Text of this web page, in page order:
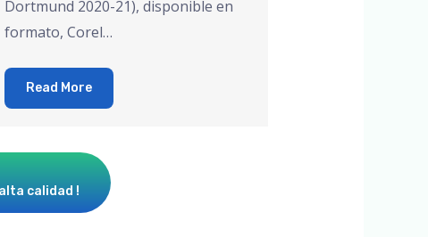
Dortmund 2020-21), disponible en
formato, Corel…
Read More
calidad !